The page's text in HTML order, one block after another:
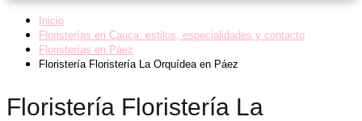
Inicio
Floristerías en Cauca: estilos, especialidades y contacto
Floristerías en Páez
Floristería Floristería La Orquídea en Páez
Floristería Floristería La